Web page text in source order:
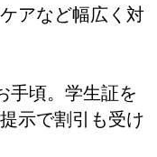
アなど幅広く対
手頃。学生証を
示で割引も受け